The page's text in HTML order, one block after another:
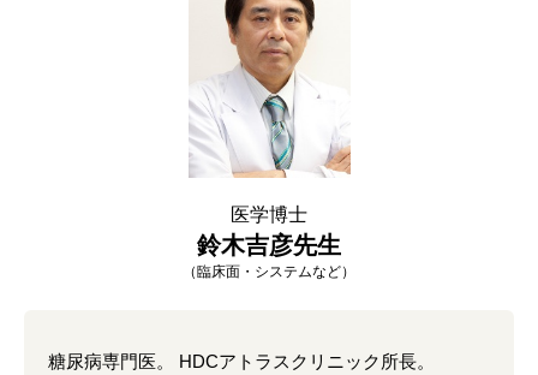
糖尿病専門医。 HDCアトラスクリニック所長。
医学博士
鈴木吉彦先生
（臨床面・システムなど）